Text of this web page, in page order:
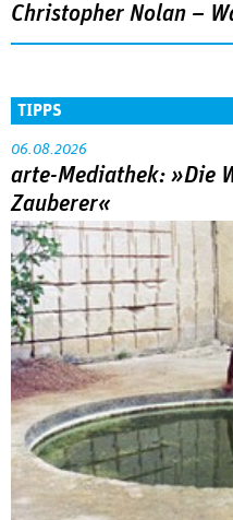
Christopher Nolan –
TIPPS
06.08.2026
arte-Mediathek: »Die
Zauberer«